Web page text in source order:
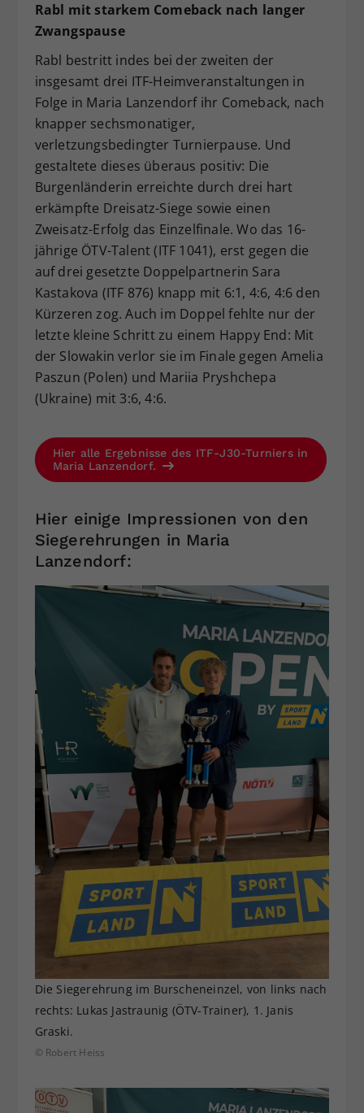
Rabl mit starkem Comeback nach langer
Zwangspause
Rabl bestritt indes bei der zweiten der
insgesamt drei ITF-Heimveranstaltungen in
Folge in Maria Lanzendorf ihr Comeback, nach
knapper sechsmonatiger,
verletzungsbedingter Turnierpause. Und
gestaltete dieses überaus positiv: Die
Burgenländerin erreichte durch drei hart
erkämpfte Dreisatz-Siege sowie einen
Zweisatz-Erfolg das Einzelfinale. Wo das 16-
jährige ÖTV-Talent (ITF 1041), erst gegen die
auf drei gesetzte Doppelpartnerin Sara
Kastakova (ITF 876) knapp mit 6:1, 4:6, 4:6 den
Kürzeren zog. Auch im Doppel fehlte nur der
letzte kleine Schritt zu einem Happy End: Mit
der Slowakin verlor sie im Finale gegen Amelia
Paszun (Polen) und Mariia Pryshchepa
(Ukraine) mit 3:6, 4:6.
Hier alle Ergebnisse des ITF-J30-Turniers in
Maria Lanzendorf.
Hier einige Impressionen von den
Siegerehrungen in Maria
Lanzendorf:
Die Siegerehrung im Burscheneinzel, von links nach
rechts: Lukas Jastraunig (ÖTV-Trainer), 1. Janis
Graski.
© Robert Heiss